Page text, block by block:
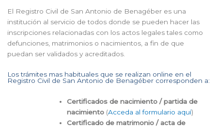
El Registro Civil de San Antonio de Benagéber es una
institución al servicio de todos donde se pueden hacer las
inscripciones relacionadas con los actos legales tales como
defunciones, matrimonios o nacimientos, a fin de que
puedan ser validados y acreditados.
Los trámites mas habituales que se realizan online en el
Registro Civil de San Antonio de Benagéber corresponden a:
Certificados de nacimiento / partida de
nacimiento (Acceda al formulario aquí)
Certificado de matrimonio / acta de